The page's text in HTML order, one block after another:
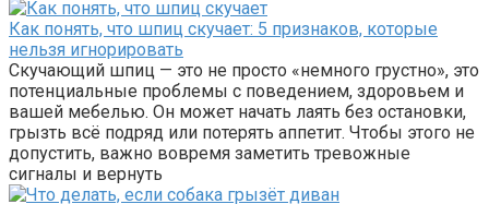
Как понять, что шпиц скучает: 5 признаков, которые
нельзя игнорировать
Скучающий шпиц — это не просто «немного грустно», это
потенциальные проблемы с поведением, здоровьем и
вашей мебелью. Он может начать лаять без остановки,
грызть всё подряд или потерять аппетит. Чтобы этого не
допустить, важно вовремя заметить тревожные
сигналы и вернуть